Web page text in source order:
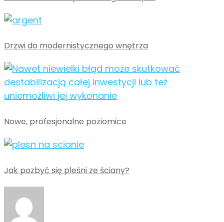
Drzwi do modernistycznego wnętrza
Nowe, profesjonalne poziomice
Jak pozbyć się pleśni ze ściany?